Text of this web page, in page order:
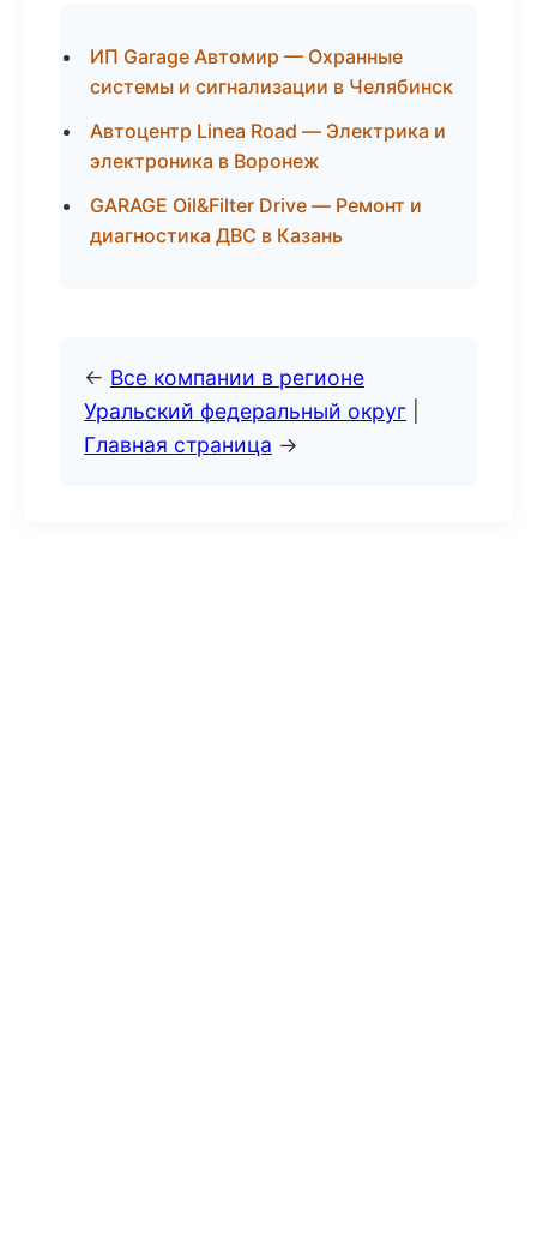
ИП Garage Автомир — Охранные
системы и сигнализации в Челябинск
Автоцентр Linea Road — Электрика и
электроника в Воронеж
GARAGE Oil&Filter Drive — Ремонт и
диагностика ДВС в Казань
← Все компании в регионе
Уральский федеральный округ
Главная страница →